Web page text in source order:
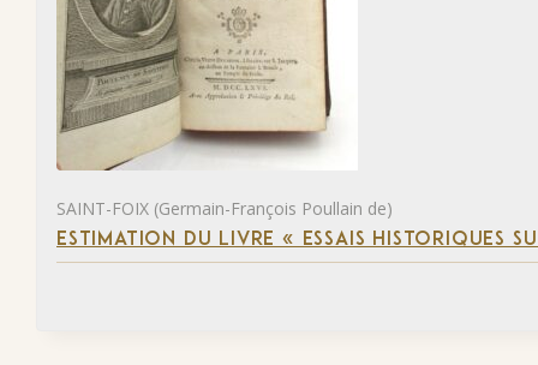
SAINT-FOIX (Germain-François Poullain de)
ESTIMATION DU LIVRE « ESSAIS HISTORIQUES